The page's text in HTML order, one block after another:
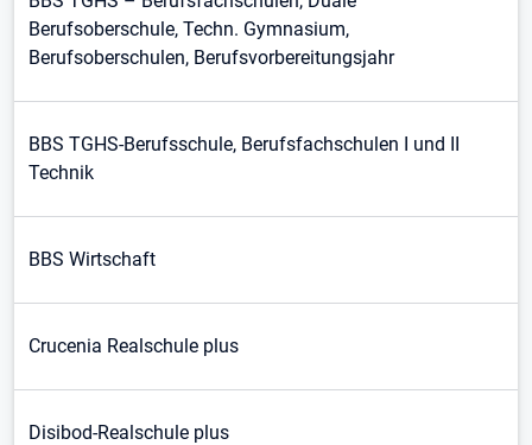
Berufsoberschule, Techn. Gymnasium,
Berufsoberschulen, Berufsvorbereitungsjahr
BBS TGHS-Berufsschule, Berufsfachschulen I und II
Technik
BBS Wirtschaft
Crucenia Realschule plus
Disibod-Realschule plus